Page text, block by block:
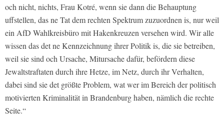
och nicht, nichts, Frau Kotré, wenn sie dann die Behauptung
uffstellen, das ne Tat dem rechten Spektrum zuzuordnen is, nur weil
ein AfD Wahlkreisbüro mit Hakenkreuzen versehen wird. Wir alle
wissen das det ne Kennzeichnung ihrer Politik is, die sie betreiben,
weil sie sind och Ursache, Mitursache dafür, befördern diese
Jewaltstraftaten durch ihre Hetze, im Netz, durch ihr Verhalten,
dabei sind sie det größte Problem, wat wer im Bereich der politisch
motivierten Kriminalität in Brandenburg haben, nämlich die rechte
Seite.“